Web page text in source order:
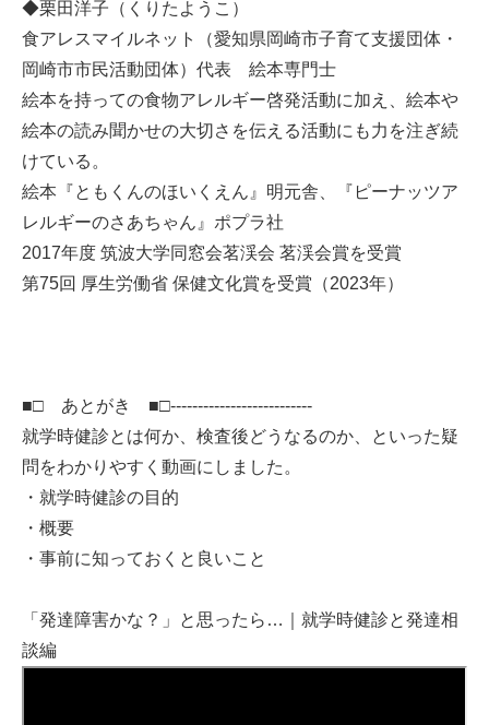
◆栗田洋子（くりたようこ）
食アレスマイルネット（愛知県岡崎市子育て支援団体・
岡崎市市民活動団体）代表 絵本専門士
絵本を持っての食物アレルギー啓発活動に加え、絵本や
絵本の読み聞かせの大切さを伝える活動にも力を注ぎ続
けている。
絵本『ともくんのほいくえん』明元舎、『ピーナッツア
レルギーのさあちゃん』ポプラ社
2017年度 筑波大学同窓会茗渓会 茗渓会賞を受賞
第75回 厚生労働省 保健文化賞を受賞（2023年）
■□ あとがき ■□--------------------------
就学時健診とは何か、検査後どうなるのか、といった疑
問をわかりやすく動画にしました。
・就学時健診の目的
・概要
・事前に知っておくと良いこと
「発達障害かな？」と思ったら…｜就学時健診と発達相
談編